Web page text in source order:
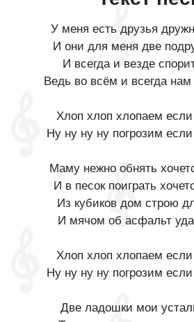
У меня есть друзья
И они для меня две
И всегда и везде
Ведь во всём и всегда
Хлоп хлоп хлопаем
Ну ну ну ну погрозим
Маму нежно обнять
И в песок поиграть
Из кубиков дом строю
И мячом об асфальт
Хлоп хлоп хлопаем
Ну ну ну ну погрозим
Две ладошки мои